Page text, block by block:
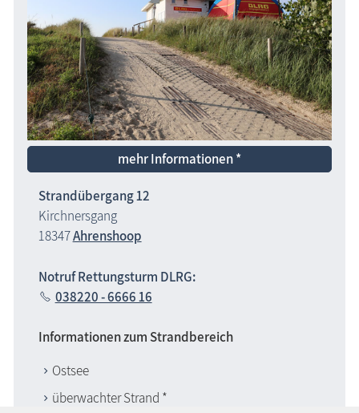
mehr Informationen *
Strandübergang 12
Kirchnersgang
18347Ahrenshoop
Notruf Rettungsturm DLRG:
038220 - 6666 16
Informationen zum Strandbereich
Ostsee
überwachter Strand *